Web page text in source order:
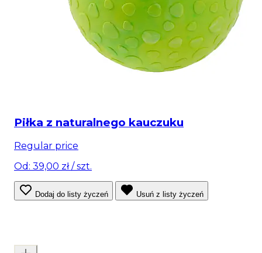
Piłka z naturalnego kauczuku
Regular price
Od: 39,00 zł/ szt.
Dodaj do listy życzeń Usuń z listy życzeń